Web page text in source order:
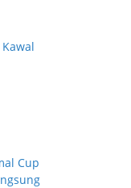
Cup